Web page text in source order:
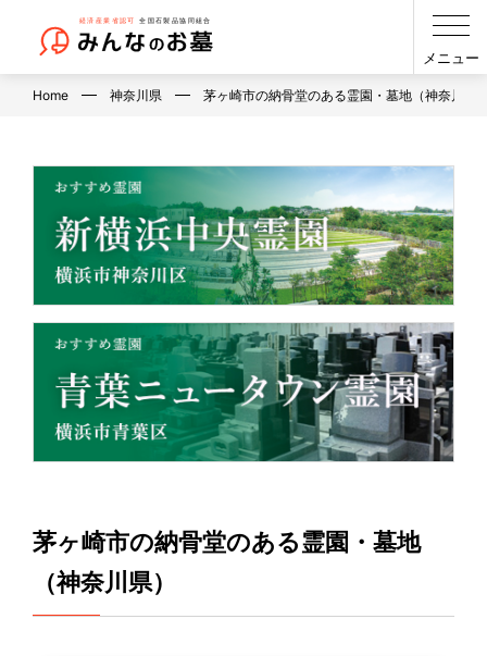
メニュー
Home 神奈川県 茅ヶ崎市の納骨堂のある霊園・墓地（神奈川県
茅ヶ崎市の納骨堂のある霊園・墓地
（神奈川県）